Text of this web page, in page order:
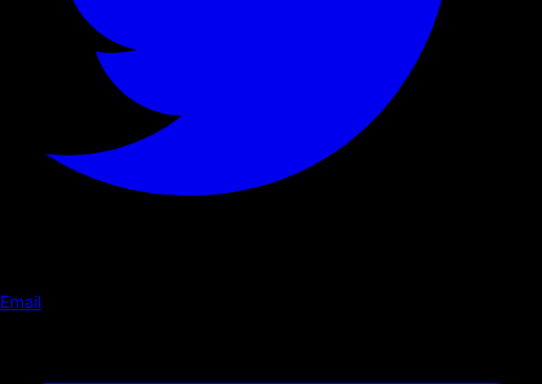
Email